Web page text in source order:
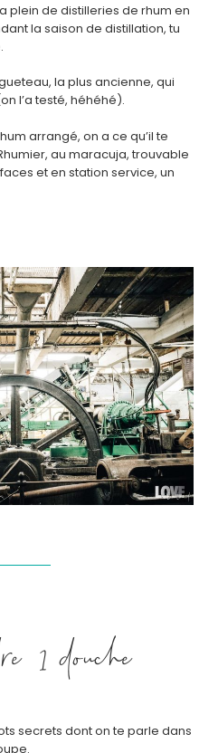
plein de distilleries de rhum en
la saison de distillation, tu
la plus ancienne, qui
l’a testé, héhéhé).
arrangé, on a ce qu’il te
au maracuja, trouvable
et en station service, un
douche
secrets dont on te parle dans